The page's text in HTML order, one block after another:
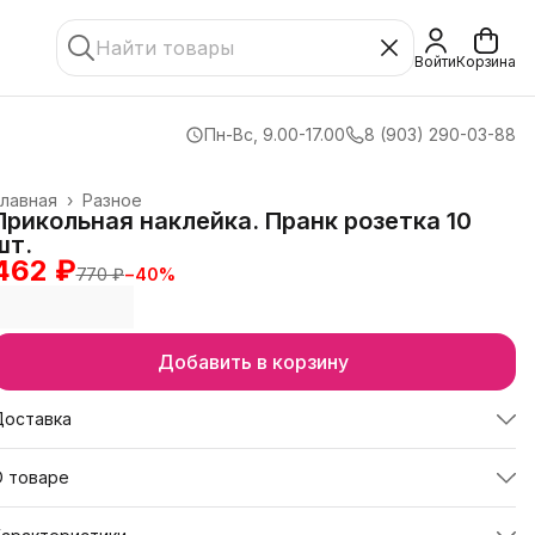
ВойтиКорзина
Пн-Вс, 9.00-17.00 8 (903) 290-03-88
Разное
›
наклейка. Пранк розетка 10
₽770 ₽−40%
Добавить в корзину
товаре
наклейка "Пранк розетка" от iGrape - это не